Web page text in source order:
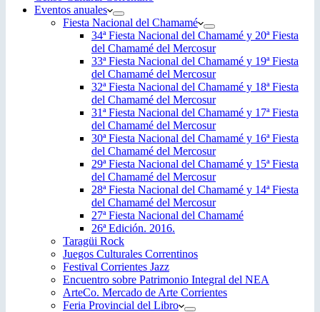
Eventos anuales
Fiesta Nacional del Chamamé
34ª Fiesta Nacional del Chamamé y 20ª Fiesta
del Chamamé del Mercosur
33ª Fiesta Nacional del Chamamé y 19ª Fiesta
del Chamamé del Mercosur
32ª Fiesta Nacional del Chamamé y 18ª Fiesta
del Chamamé del Mercosur
31ª Fiesta Nacional del Chamamé y 17ª Fiesta
del Chamamé del Mercosur
30ª Fiesta Nacional del Chamamé y 16ª Fiesta
del Chamamé del Mercosur
29ª Fiesta Nacional del Chamamé y 15ª Fiesta
del Chamamé del Mercosur
28ª Fiesta Nacional del Chamamé y 14ª Fiesta
del Chamamé del Mercosur
27ª Fiesta Nacional del Chamamé
26ª Edición. 2016.
Taragüi Rock
Juegos Culturales Correntinos
Festival Corrientes Jazz
Encuentro sobre Patrimonio Integral del NEA
ArteCo. Mercado de Arte Corrientes
Feria Provincial del Libro